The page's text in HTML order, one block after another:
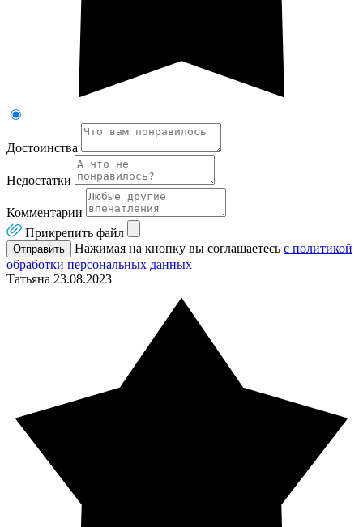
Достоинства
Недостатки
Комментарии
Прикрепить файл
Отправить Нажимая на кнопку вы соглашаетесь с политикой
обработки персональных данных
Татьяна 23.08.2023